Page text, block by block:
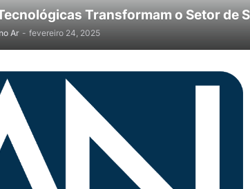
Transformam o Setor de
Ar - fevereiro 24, 2025